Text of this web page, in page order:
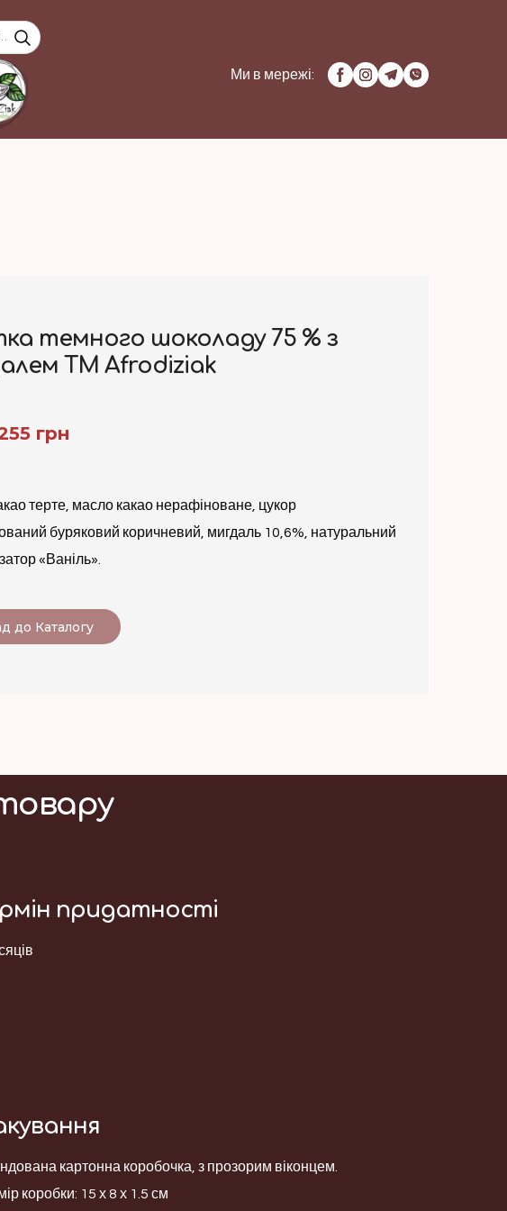
Ми в мережі:
темного шоколаду 75 % з
ТМ Afrodiziak
грн
терте, масло какао нерафіноване, цукор
буряковий коричневий, мигдаль 10,6%, натуральний
«Ваніль».
до Каталогу
придатності
картонна коробочка, з прозорим віконцем.
коробки: 15 х 8 х 1.5 см